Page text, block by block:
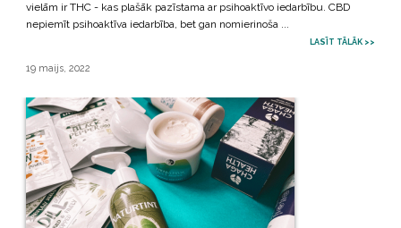
vielām ir THC - kas plašāk pazīstama ar psihoaktīvo iedarbību. CBD
nepiemīt psihoaktīva iedarbība, bet gan nomierinoša ...
LASĪT TĀLĀK >>
19 maijs, 2022